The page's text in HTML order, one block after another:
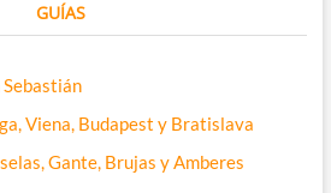
GUÍAS